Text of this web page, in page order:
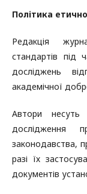
Політика
Редакція
стандартів під
досліджень
академічної
Автори
дослідження
законодавства,
разі їх
документів